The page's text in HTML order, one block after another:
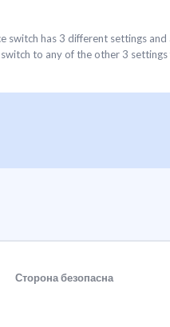
switch has 3 different settings and
to any of the other 3
Сторона безопасна